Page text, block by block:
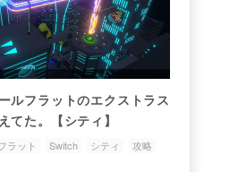
ルフラットのエクストラス
てた。【シティ】
ラット Switch シティ
攻略